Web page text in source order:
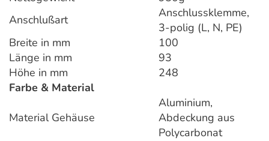
Anschlußart
Anschlussklemme,
3-polig (L, N, PE)
Breite in mm
100
Länge in mm
93
Höhe in mm
248
Farbe & Material
Material Gehäuse
Aluminium,
Abdeckung aus
Polycarbonat